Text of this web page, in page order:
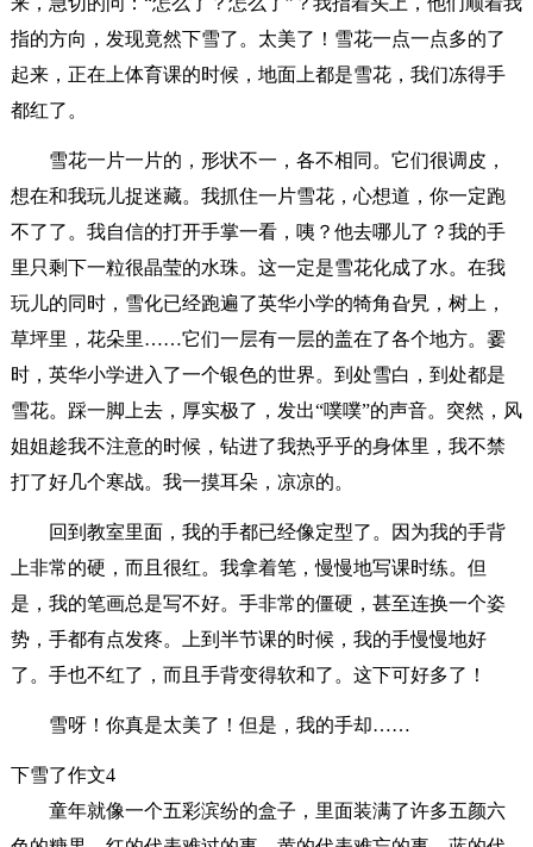
指的方向，发现竟然下雪了。太美了！雪花一点一点多的了
起来，正在上体育课的时候，地面上都是雪花，我们冻得手
都红了。
雪花一片一片的，形状不一，各不相同。它们很调皮，
想在和我玩儿捉迷藏。我抓住一片雪花，心想道，你一定跑
不了了。我自信的打开手掌一看，咦？他去哪儿了？我的手
里只剩下一粒很晶莹的水珠。这一定是雪花化成了水。在我
玩儿的同时，雪化已经跑遍了英华小学的犄角旮旯，树上，
草坪里，花朵里……它们一层有一层的盖在了各个地方。霎
时，英华小学进入了一个银色的世界。到处雪白，到处都是
雪花。踩一脚上去，厚实极了，发出“噗噗”的声音。突然，风
姐姐趁我不注意的时候，钻进了我热乎乎的身体里，我不禁
打了好几个寒战。我一摸耳朵，凉凉的。
回到教室里面，我的手都已经像定型了。因为我的手背
上非常的硬，而且很红。我拿着笔，慢慢地写课时练。但
是，我的笔画总是写不好。手非常的僵硬，甚至连换一个姿
势，手都有点发疼。上到半节课的时候，我的手慢慢地好
了。手也不红了，而且手背变得软和了。这下可好多了！
雪呀！你真是太美了！但是，我的手却……
下雪了作文4
童年就像一个五彩滨纷的盒子，里面装满了许多五颜六